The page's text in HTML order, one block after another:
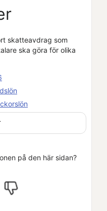
skatteavdrag som
ska göra för olika
på den här sidan?